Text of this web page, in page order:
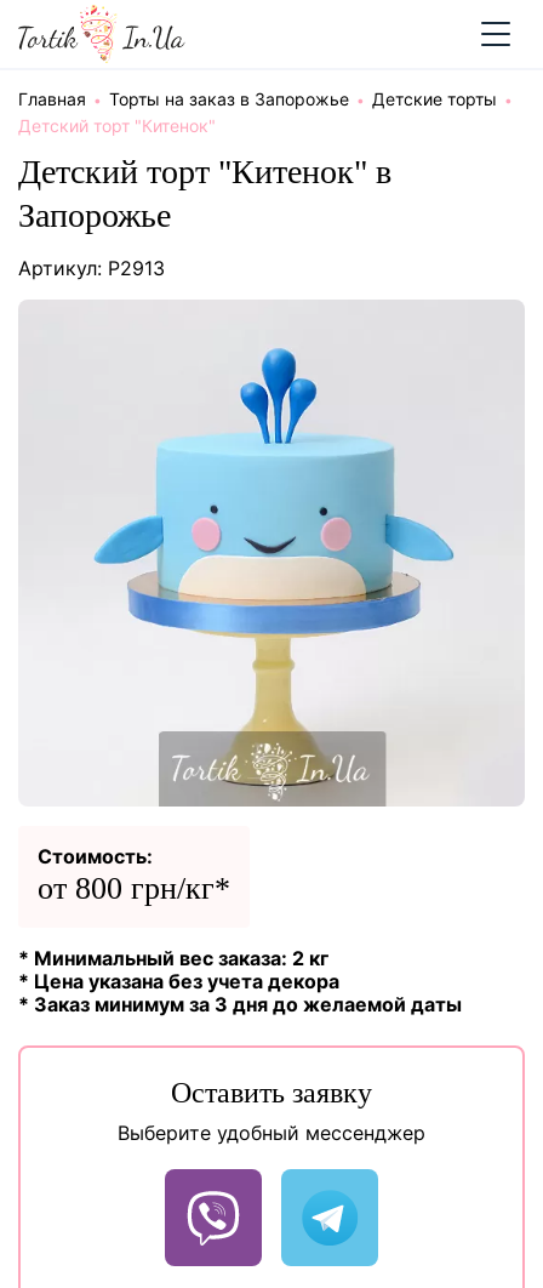
Главная Торты на заказ в Запорожье
Детские торты
Детский торт "Китенок"
Детский торт "Китенок" в
Запорожье
Артикул: P2913
Стоимость:
от 800 грн/кг*
* Минимальный вес заказа: 2 кг
* Цена указана без учета декора
* Заказ минимум за 3 дня до желаемой даты
Оставить заявку
Выберите удобный мессенджер